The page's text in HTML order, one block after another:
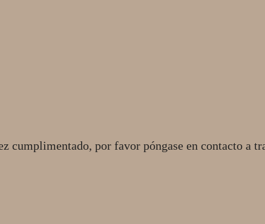
cumplimentado, por favor póngase en contacto a